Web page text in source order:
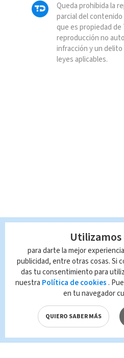
Queda prohibida la
parcial del
que es propiedad de
reproducción no
infracción y un
leyes aplicables.
Utilizamos
para darte la mejor
publicidad, entre otras cosas. Si
das tu consentimiento para
nuestra Política de cookies .
en tu navegador
QUIERO SABER MÁS